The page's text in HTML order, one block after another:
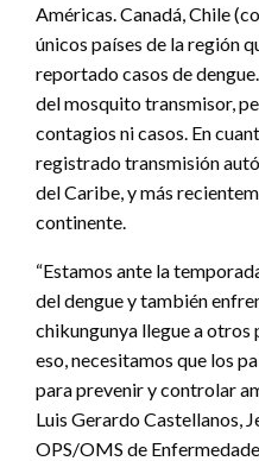
Américas. Canadá, Chile
únicos países de la región
reportado casos de
del mosquito transmisor,
contagios ni casos. En
registrado transmisión
del Caribe, y más
continente.
“Estamos ante la
del dengue y también
chikungunya llegue a otros
eso, necesitamos que los
para prevenir y controlar
Luis Gerardo Castellanos,
OPS/OMS de